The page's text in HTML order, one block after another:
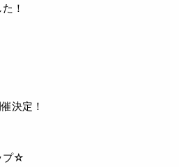
！
決定！
プ☆